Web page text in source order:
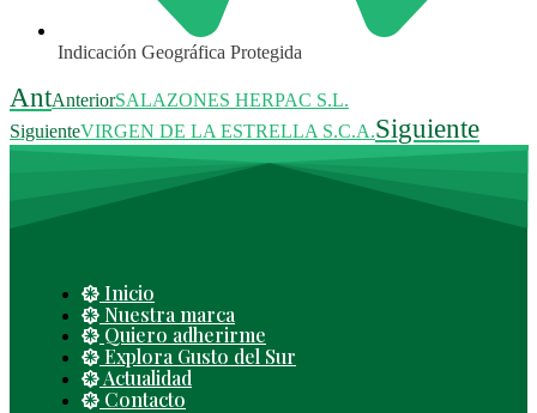
Indicación Geográfica Protegida
AntAnteriorSALAZONES HERPAC S.L.
SiguienteVIRGEN DE LA ESTRELLA S.C.A.Siguiente
Inicio
Nuestra marca
Quiero adherirme
Explora Gusto del Sur
Actualidad
Contacto